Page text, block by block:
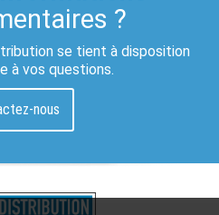
?
se tient à disposition
à vos questions.
nous